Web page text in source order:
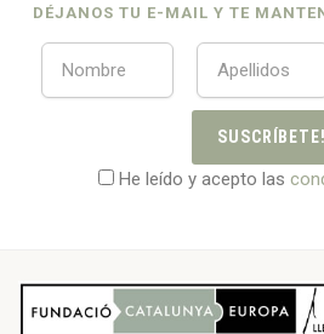
DÉJANOS TU E-MAIL Y TE
SUSCRÍBETE!
He leído y acepto las